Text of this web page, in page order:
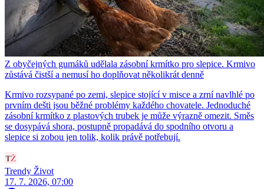
Z obyčejných gumáků udělala zásobní krmítko pro slepice. Krmivo
zůstává čistší a nemusí ho doplňovat několikrát denně
Krmivo rozsypané po zemi, slepice stojící v misce a zrní navlhlé po
prvním dešti jsou běžné problémy každého chovatele. Jednoduché
zásobní krmítko z plastových trubek je může výrazně omezit. Směs
se dosypává shora, postupně propadává do spodního otvoru a
slepice si zobou jen tolik, kolik právě potřebují.
Trendy Život
17. 7. 2026, 07:00